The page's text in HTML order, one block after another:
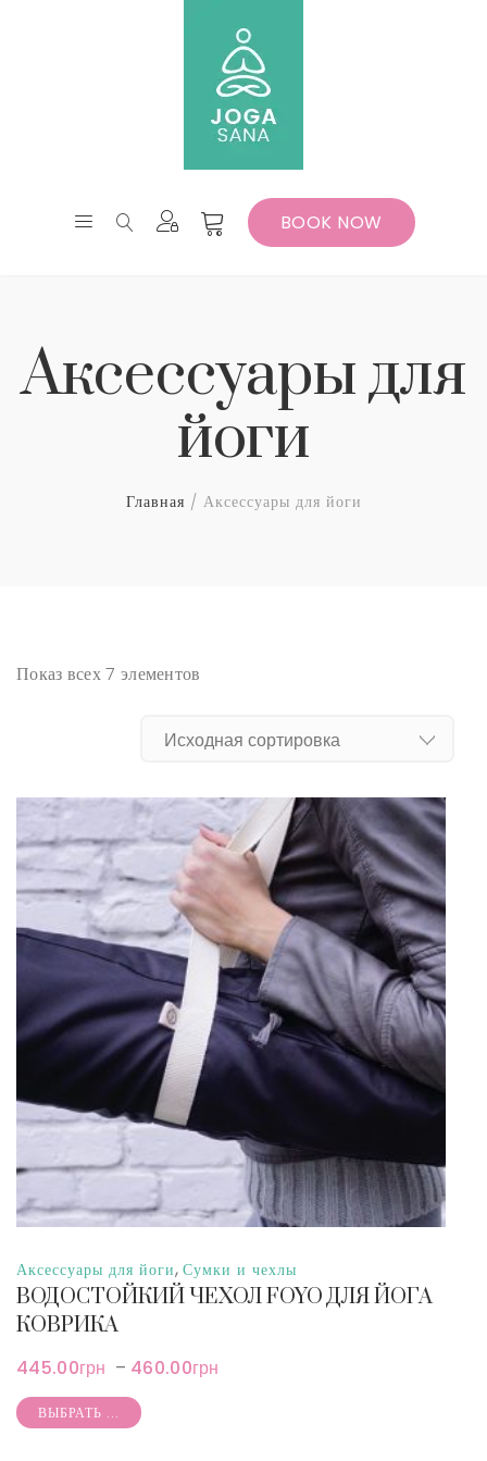
BOOK NOW
Аксессуары для
йоги
Главная Аксессуары для йоги
Показ всех 7 элементов
Аксессуары для йоги, Сумки и чехлы
ВОДОСТОЙКИЙ ЧЕХОЛ FOYO ДЛЯ ЙОГА
КОВРИКА
445.00грн – 460.00грн
ВЫБРАТЬ ...